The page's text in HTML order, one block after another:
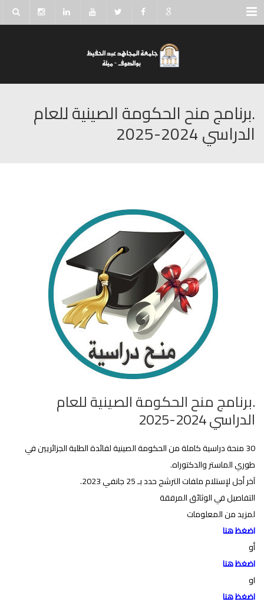
Menu
.برنامج منح الحكومة الصينية للعام
الدراسي 2024-2025‎
.برنامج منح الحكومة الصينية للعام
الدراسي 2024-2025‎
30 منحة دراسية كاملة من الحكومة الصينية لفائدة الطلبة الجزائريين في
طوري الماستر والدكتوراه.
آخر أجل لإستلام ملفات الترشح حدد بـ 25 جانفي 2023.
التفاصيل في الوثائق المرفقة
لمزيد من المعلومات
اضغظ هنا
أو
اضغظ هنا
او
اضغظ هنا